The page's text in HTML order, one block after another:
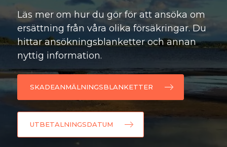
Läs mer om hur du gör för att ansöka om
ersättning från våra olika försäkringar. Du
hittar ansökningsblanketter och annan
nyttig information.
SKADEANMÄLNINGSBLANKETTER
UTBETALNINGSDATUM